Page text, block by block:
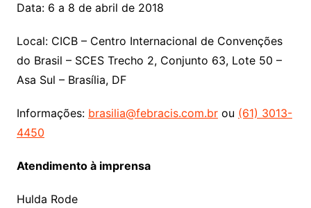
Data: 6 a 8 de abril de 2018
Local: CICB – Centro Internacional de Convenções
do Brasil – SCES Trecho 2, Conjunto 63, Lote 50 –
Asa Sul – Brasília, DF
Informações: brasilia@febracis.com.brou (61) 3013-
4450
Atendimento à imprensa
Hulda Rode